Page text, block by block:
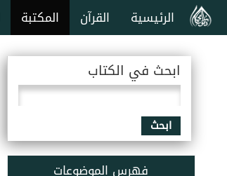
المكتبة القرآن الرئيسية
ابحث في الكتاب
ابحث
فهرس الموضوعات